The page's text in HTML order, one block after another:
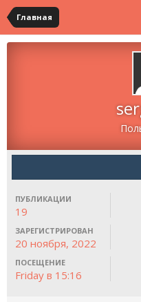
Главная
ПУБЛИКАЦИИ
19
ЗАРЕГИСТРИРОВАН
20 ноября, 2022
ПОСЕЩЕНИЕ
Friday в 15:16